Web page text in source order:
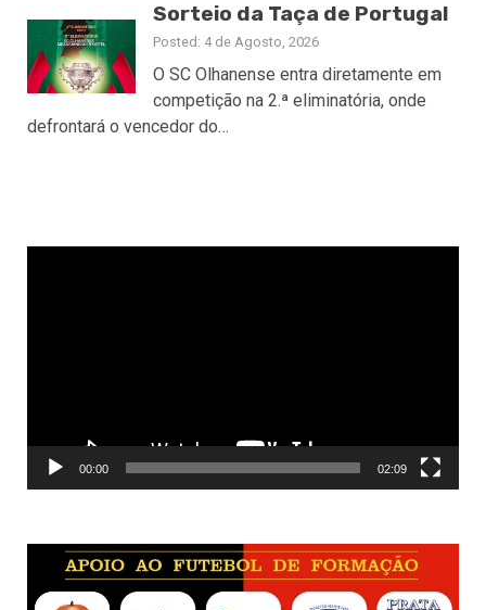
Sorteio da Taça de Portugal
Posted: 4 de Agosto, 2026
O SC Olhanense entra diretamente em
competição na 2.ª eliminatória, onde
defrontará o vencedor do…
00:00 02:09